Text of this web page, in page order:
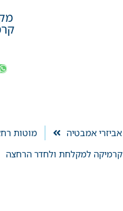
אביזרי אמבטיה מוטות
קרמיקה למקלחת ולחדר הרחצה